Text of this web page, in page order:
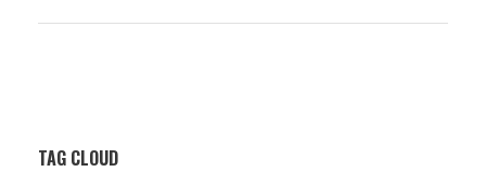
TAG CLOUD